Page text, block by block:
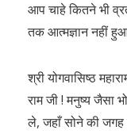
आप चाहे कितने भी
तक आत्मज्ञान नहीं हुआ
श्री योगवासिष्ठ
राम जी ! मनुष्य
ले, जहाँ सोने की जगह